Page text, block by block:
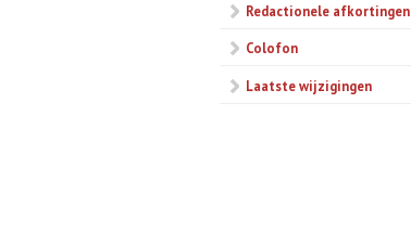
Redactionele afkortingen
Colofon
Laatste wijzigingen